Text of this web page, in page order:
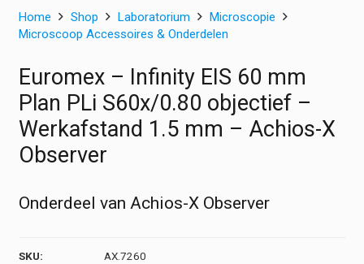
Home Shop Laboratorium
Microscopie
Microscoop Accessoires & Onderdelen
Euromex – Infinity EIS 60 mm
Plan PLi S60x/0.80 objectief –
Werkafstand 1.5 mm – Achios-X
Observer
Onderdeel van Achios-X Observer
SKU: AX.7260